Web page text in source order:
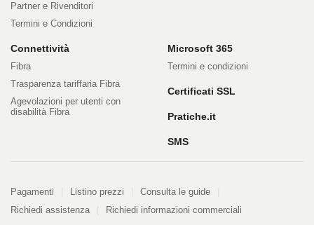
Partner e Rivenditori
Termini e Condizioni
Connettività
Fibra
Trasparenza tariffaria Fibra
Agevolazioni per utenti con
disabilità Fibra
Microsoft 365
Termini e condizioni
Certificati SSL
Pratiche.it
SMS
Pagamenti
Pagamenti Listino prezzi
Consulta le guide
Richiedi assistenza
Richiedi informazioni commerciali